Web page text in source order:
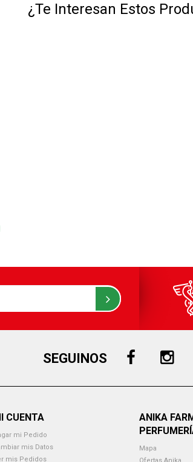
¿Te Interesan Estos
SEGUINOS
CUENTA
mi Pedido
mis Datos
mis Pedidos
ANIKA
Mapa